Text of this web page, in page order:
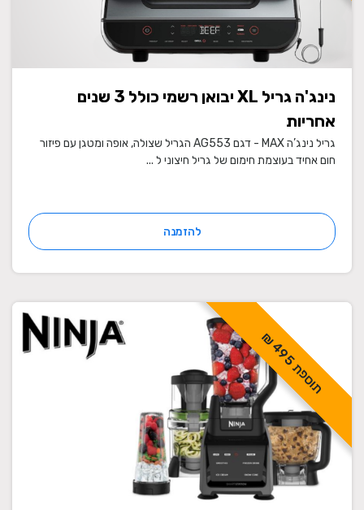
נינג'ה גריל XL יבואן רשמי כולל 3 שנים
אחריות
גריל נינג’ה MAX - דגם AG553 הגריל שצולה, אופה ומטגן עם פיזור
חום אחיד בעוצמת חימום של גריל חיצוני ל ...
להזמנה
ת
ו
ס
פ
ת
4
9
5
₪